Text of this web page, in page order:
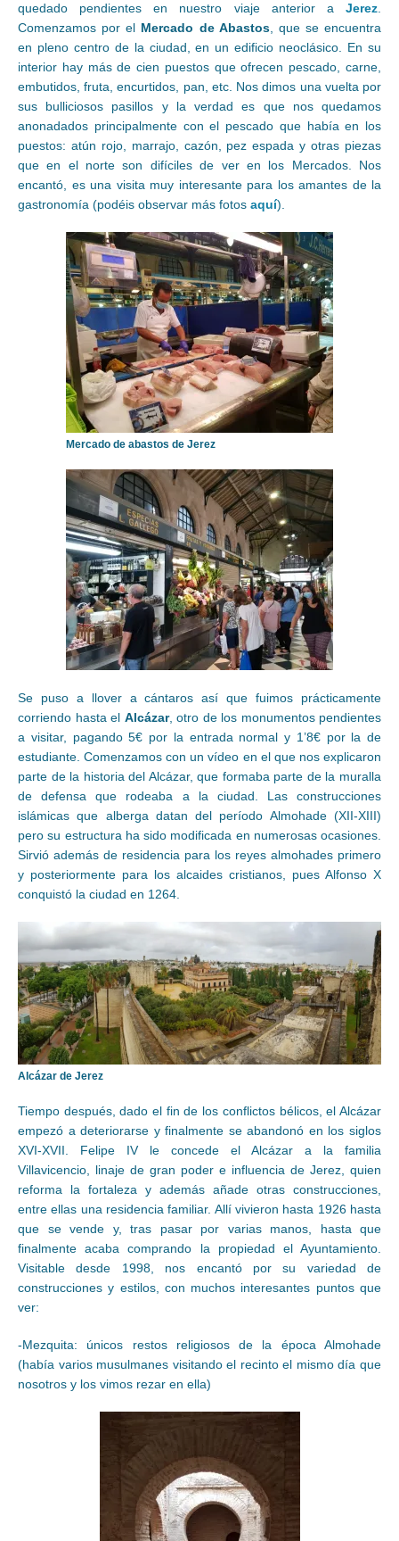
quedado pendientes en nuestro viaje anterior a Jerez.
Comenzamos por el Mercado de Abastos, que se encuentra
en pleno centro de la ciudad, en un edificio neoclásico. En su
interior hay más de cien puestos que ofrecen pescado, carne,
embutidos, fruta, encurtidos, pan, etc. Nos dimos una vuelta por
sus bulliciosos pasillos y la verdad es que nos quedamos
anonadados principalmente con el pescado que había en los
puestos: atún rojo, marrajo, cazón, pez espada y otras piezas
que en el norte son difíciles de ver en los Mercados. Nos
encantó, es una visita muy interesante para los amantes de la
gastronomía (podéis observar más fotos aquí).
Mercado de abastos de Jerez
Se puso a llover a cántaros así que fuimos prácticamente
corriendo hasta el Alcázar, otro de los monumentos pendientes
a visitar, pagando 5€ por la entrada normal y 1’8€ por la de
estudiante. Comenzamos con un vídeo en el que nos explicaron
parte de la historia del Alcázar, que formaba parte de la muralla
de defensa que rodeaba a la ciudad. Las construcciones
islámicas que alberga datan del período Almohade (XII-XIII)
pero su estructura ha sido modificada en numerosas ocasiones.
Sirvió además de residencia para los reyes almohades primero
y posteriormente para los alcaides cristianos, pues Alfonso X
conquistó la ciudad en 1264.
Alcázar de Jerez
Tiempo después, dado el fin de los conflictos bélicos, el Alcázar
empezó a deteriorarse y finalmente se abandonó en los siglos
XVI-XVII. Felipe IV le concede el Alcázar a la familia
Villavicencio, linaje de gran poder e influencia de Jerez, quien
reforma la fortaleza y además añade otras construcciones,
entre ellas una residencia familiar. Allí vivieron hasta 1926 hasta
que se vende y, tras pasar por varias manos, hasta que
finalmente acaba comprando la propiedad el Ayuntamiento.
Visitable desde 1998, nos encantó por su variedad de
construcciones y estilos, con muchos interesantes puntos que
ver:
-Mezquita: únicos restos religiosos de la época Almohade
(había varios musulmanes visitando el recinto el mismo día que
nosotros y los vimos rezar en ella)